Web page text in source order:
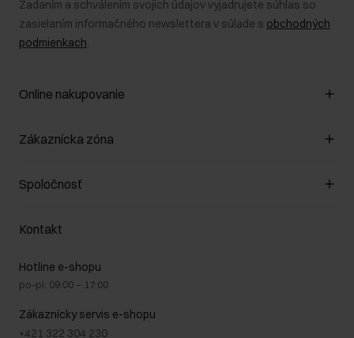
Zadaním a schválením svojich údajov vyjadrujete súhlas so
zasielaním informačného newslettera v súlade s obchodných
podmienkach.
Online nakupovanie
Spravovať súbory cookie
Spôsob platby
Vrátenie
Zákaznícka zóna
Zákazníky klub
Pravidlá propagácie
Starostlivosť o kožu
Bezpečné nakupovanie
Blog
Najčastejšie kladené otázky (FAQ)
Spoločnosť
O nás
GDPR - Zásady ochrany osobných údajov
Právne informácie
Kontakt
Hotline e-shopu
po-pi: 09:00 – 17:00
Zákaznícky servis e-shopu
+421 322 304 230